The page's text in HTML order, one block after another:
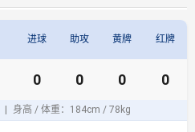
进球 助攻 黄牌 红牌
0 0 0 0
身高 / 体重：184cm / 78kg